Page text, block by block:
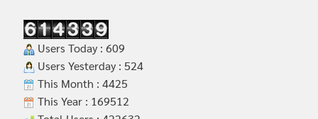
Users Today : 609
Users Yesterday : 524
This Month : 4425
This Year : 169512